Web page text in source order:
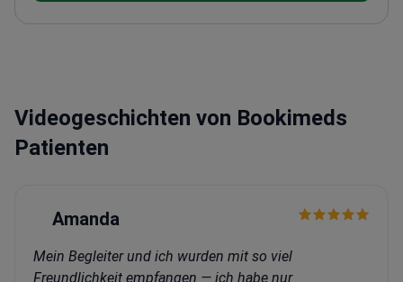
Los Angeles
Videogeschichten von Bookimeds
Patienten
Amanda
Mein Begleiter und ich wurden mit so viel
Freundlichkeit empfangen — ich habe nur